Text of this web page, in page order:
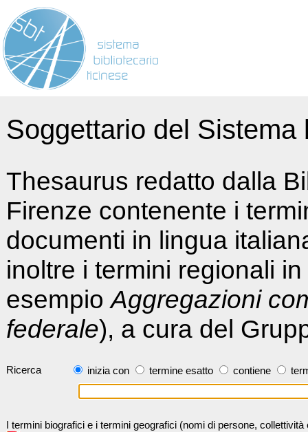
Soggettario del
Thesaurus redatto dalla
Firenze contenente i
documenti in lingua
inoltre i termini regionali
esempioAggregazioni
federale), a cura del
Ricerca inizia con termine esatto contiene
I termini biografici e i termini geografici (nomi di persone,